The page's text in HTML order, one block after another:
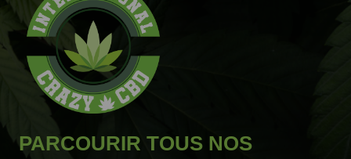
PARCOURIR TOUS NOS